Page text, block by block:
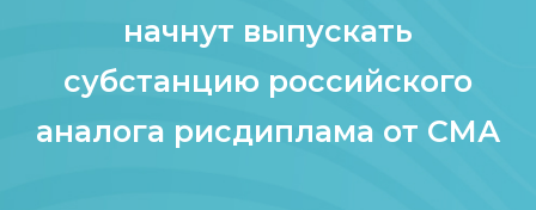
начнут выпускать
субстанцию российского
аналога рисдиплама от СМА